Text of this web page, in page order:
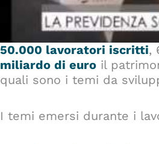
50.000 lavoratori iscritti,
miliardo di euro il
quali sono i temi da
I temi emersi durante i